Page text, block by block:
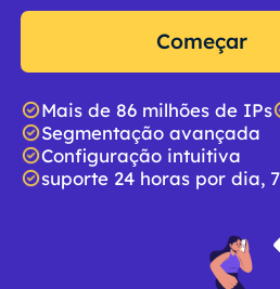
Começar
Mais de 86 milhões de IPs
Segmentação avançada
Configuração intuitiva
suporte 24 horas por dia,